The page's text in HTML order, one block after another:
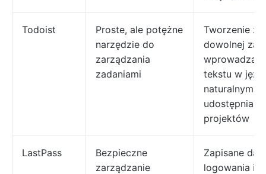
Todoist
Proste, ale potężne
narzędzie do
zarządzania
zadaniami
Tworzenie
dowolnej
tekstu w
naturalnym,
udostępnianie
projektów
LastPass
Bezpieczne
zarządzanie
Zapisane
logowania i